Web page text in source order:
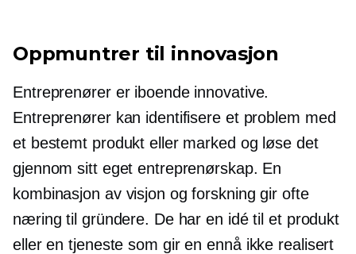
Oppmuntrer til innovasjon
Entreprenører er iboende innovative.
Entreprenører kan identifisere et problem med
et bestemt produkt eller marked og løse det
gjennom sitt eget entreprenørskap. En
kombinasjon av visjon og forskning gir ofte
næring til gründere. De har en idé til et produkt
eller en tjeneste som gir enennå ikke realisert